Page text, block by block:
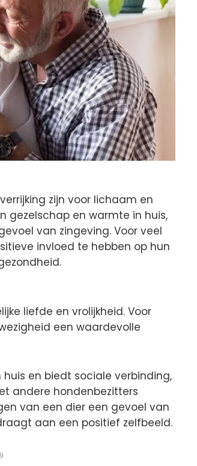
zijn voor lichaam en
gezelschap en warmte in huis,
van zingeving. Voor veel
invloed te hebben op hun
liefde en vrolijkheid. Voor
een waardevolle
en biedt sociale verbinding,
andere hondenbezitters
van een dier een gevoel van
aan een positief zelfbeeld.